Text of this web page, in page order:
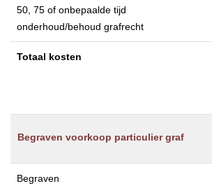
50, 75 of onbepaalde tijd
onderhoud/behoud grafrecht
Totaal kosten
Begraven voorkoop particulier graf
Begraven